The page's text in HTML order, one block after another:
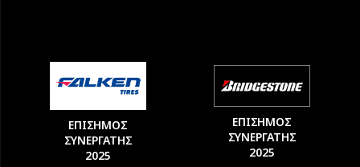
ΕΠΙΣΗΜΟΣ
ΣΥΝΕΡΓΑΤΗΣ
2025
ΕΠΙΣΗΜΟΣ
ΣΥΝΕΡΓΑΤΗΣ
2025